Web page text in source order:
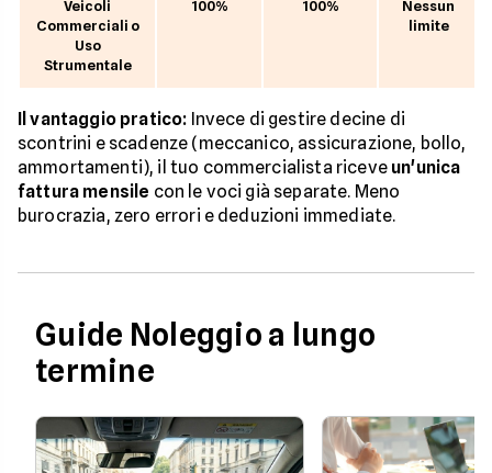
Veicoli
Commerciali o
Uso
Strumentale
100% 100%
Nessun
limite
Il vantaggio pratico: Invece di gestire decine di
scontrini e scadenze (meccanico, assicurazione, bollo,
ammortamenti), il tuo commercialista riceve un'unica
fattura mensile con le voci già separate. Meno
burocrazia, zero errori e deduzioni immediate.
Guide Noleggio a lungo
termine